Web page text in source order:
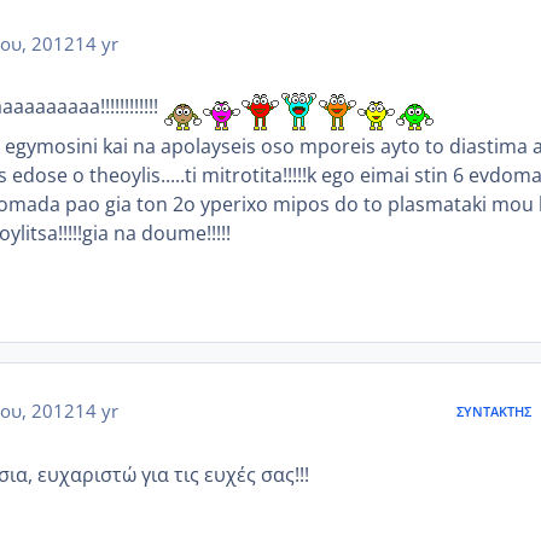
201214 yr
kai na apolayseis oso mporeis ayto to diastima
edose o theoylis.....ti mitrotita!!!!!k ego eimai stin 6
pao gia ton 2o yperixo mipos do to plasmataki mou
na doume!!!!!
201214 yr ΣΥΝΤΆΚΤΗΣ
ευχαριστώ για τις ευχές σας!!!